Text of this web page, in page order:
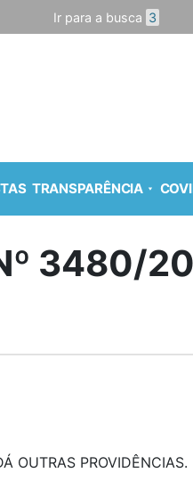
Ir para a busca 3
TRANSPARÊNCIA
3480/
OUTRAS PROVIDÊNCIAS.